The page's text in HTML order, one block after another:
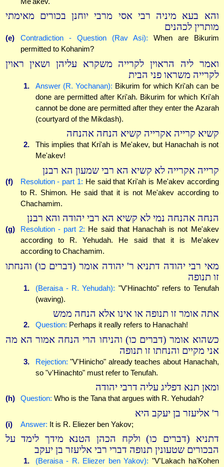
והא בעא מיניה רבי אסי מרבי יוחנן בכורים מאימתי
מותרין לכהנים
(e) Contradiction - Question (Rav Asi): When are Bikurim
permitted to Kohanim?
ואמר ליה הראוין לקרייה משקרא עליהן ושאין ראוין
לקרייה משראו פני הבית
1. Answer (R. Yochanan): Bikurim for which Kri'ah can be
done are permitted after Kri'ah. Bikurim for which Kri'ah
cannot be done are permitted after they enter the Azarah
(courtyard of the Mikdash).
קשיא קרייה אקרייה קשיא הנחה אהנחה
2.
This implies that Kri'ah is Me'akev, but Hanachah is not
Me'akev!
קרייה אקרייה לא קשיא הא רבי שמעון הא רבנן
(f) Resolution - part 1: He said that Kri'ah is Me'akev according
to R. Shimon. He said that it is not Me'akev according to
Chachamim.
הנחה אהנחה נמי לא קשיא הא רבי יהודה והא רבנן
(g) Resolution - part 2: He said that Hanachah is not Me'akev
according to R. Yehudah. He said that it is Me'akev
according to Chachamim.
מאי רבי יהודה דתניא ר' יהודה אומר (דברים כו) והנחתו
זו תנופה
1. (Beraisa - R. Yehudah): "V'Hinachto" refers to Tenufah
(waving).
אתה אומר זו תנופה או אינו אלא הנחה ממש
2. Question: Perhaps it really refers to Hanachah!
כשהוא אומר (דברים כו) והניחו הרי הנחה אמור הא מה
אני מקיים והנחתו זו תנופה
3. Rejection: "V'Hinicho" already teaches about Hanachah,
so "v'Hinachto" must refer to Tenufah.
ומאן תנא דפליג עליה דרבי יהודה
(h) Question: Who is the Tana that argues with R. Yehudah?
ר' אליעזר בן יעקב היא
(i) Answer: It is R. Eliezer ben Yakov;
דתניא (דברים כו) ולקח הכהן הטנא מידך לימד על
הבכורים שטעונין תנופה דברי רבי אליעזר בן יעקב
1. (Beraisa - R. Eliezer ben Yakov): "V'Lakach ha'Kohen